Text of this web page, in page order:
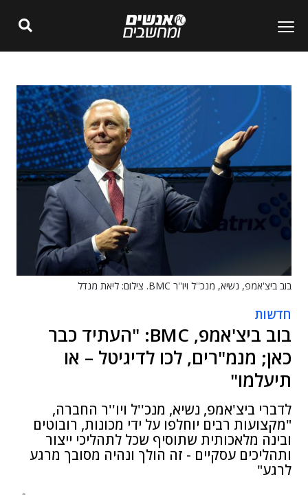
בוב ביצ'אמפ, נשיא, מנכ''ל ויו''ר BMC. צילום: ליאת מנדל
חדשות
בוב ביצ'אמפ, BMC: "העתיד כבר
כאן; מנמ"רים, לכו לדיגיטל – או
תיעלמו"
לדברי ביצ'אמפ, נשיא, מנכ''ל ויו''ר החברה,
"מקצועות רבים יוחלפו על ידי מכונות, רובוטים
ובינה מלאכותית שתוסיף שכל לתהליכי ייצור
ותהליכים עסקיים - זה הולך ונהיה מסובך מרגע
לרגע"